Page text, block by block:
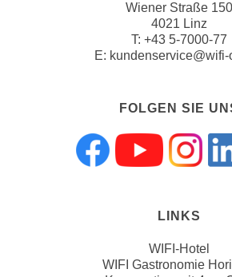
Wiener Straße 150
4021 Linz
T: +43 5-7000-77
E: kundenservice@wifi-
FOLGEN SIE
Folgen
LINKS
WIFI-Hotel
WIFI Gastronomie